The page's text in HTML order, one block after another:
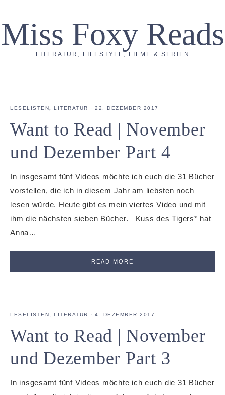
Miss Foxy Reads
LITERATUR, LIFESTYLE, FILME & SERIEN
LESELISTEN LITERATUR · 22. DEZEMBER 2017
Want to Read | November
und Dezember Part 4
In insgesamt fünf Videos möchte ich euch die 31 Bücher
vorstellen, die ich in diesem Jahr am liebsten noch
lesen würde. Heute gibt es mein viertes Video und mit
ihm die nächsten sieben Bücher. Kuss des Tigers* hat
Anna…
READ MORE
LESELISTEN, LITERATUR · 4. DEZEMBER 2017
Want to Read | November
und Dezember Part 3
In insgesamt fünf Videos möchte ich euch die 31 Bücher